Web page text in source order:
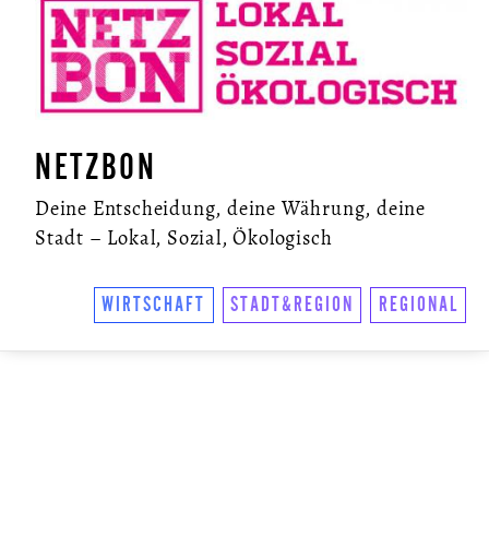
NETZBON
Deine Entscheidung, deine Währung, deine
Stadt – Lokal, Sozial, Ökologisch
WIRTSCHAFT STADT&REGION REGIONAL